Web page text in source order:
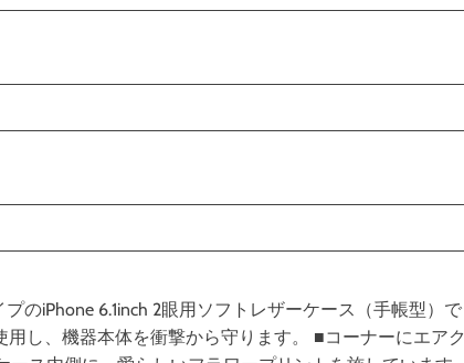
のiPhone 6.1inch 2眼用ソフトレザーケース（手帳型）で
し、機器本体を衝撃から守ります。 ■コーナーにエアク